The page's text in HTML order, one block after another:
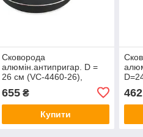
Сковорода
алюмін.антипригар. D =
26 см (VC-4460-26),
655₴
Купити
462